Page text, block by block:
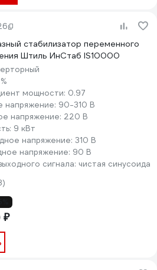
стабилизатор переменного
Штиль ИнСтаб IS10000
мощности: 0.97
напряжение: 90-310 В
напряжение: 220 В
9 кВт
напряжение: 310 В
напряжение: 90 В
сигнала: чистая синусоида
₽